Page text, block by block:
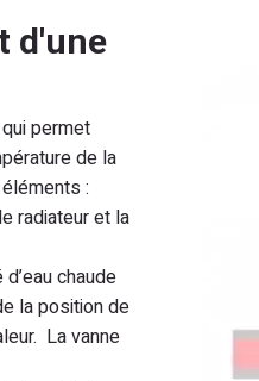
d'une
permet
de la
:
radiateur et la
chaude
la position de
La vanne